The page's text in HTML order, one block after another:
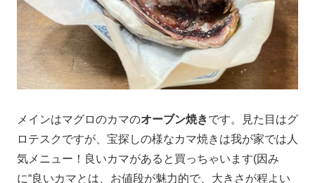
メインはマグロのカマのオーブン焼きです。見た目はグ
ロテスクですが、宝探しの様なカマ焼きは我が家では人
気メニュー！良いカマがあると買っちゃいます(因み
に“良いカマとは、お値段が魅力的で、大きさが程よい